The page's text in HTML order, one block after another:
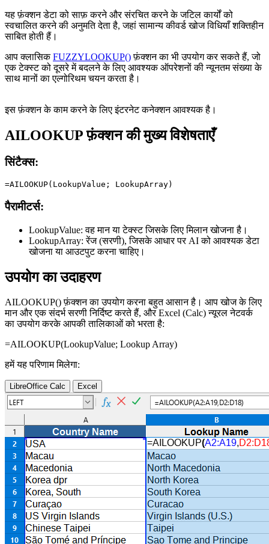
यह फ़ंक्शन डेटा को साफ़ करने और संरचित करने के जटिल कार्यों को
स्वचालित करने की अनुमति देता है, जहां सामान्य कीवर्ड खोज विधियाँ शक्तिहीन
साबित होती हैं।
आप क्लासिकFUZZYLOOKUP()फ़ंक्शन का भी उपयोग कर सकते हैं, जो
एक टेक्स्ट को दूसरे में बदलने के लिए आवश्यक ऑपरेशनों की न्यूनतम संख्या के
साथ मानों का एल्गोरिथम चयन करता है।
इस फ़ंक्शन के काम करने के लिए इंटरनेट कनेक्शन आवश्यक है।
AILOOKUP फ़ंक्शन की मुख्य विशेषताएँ
सिंटैक्स:
पैरामीटर्स:
LookupValue: वह मान या टेक्स्ट जिसके लिए मिलान खोजना है।
LookupArray: रेंज (सरणी), जिसके आधार पर AI को आवश्यक डेटा
खोजना या आउटपुट करना चाहिए।
उपयोग का उदाहरण
AILOOKUP() फ़ंक्शन का उपयोग करना बहुत आसान है। आप खोज के लिए
मान और एक संदर्भ सरणी निर्दिष्ट करते हैं, और Excel (Calc) न्यूरल नेटवर्क
का उपयोग करके आपकी तालिकाओं को भरता है:
=AILOOKUP(LookupValue; Lookup Array)
हमें यह परिणाम मिलेगा:
LibreOffice Calc Excel